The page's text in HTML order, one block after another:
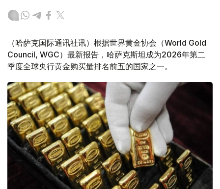
（哈萨克国际通讯社讯）根据世界黄金协会（World Gold
Council, WGC）最新报告，哈萨克斯坦成为2026年第二
季度全球央行黄金购买量排名前五的国家之一。